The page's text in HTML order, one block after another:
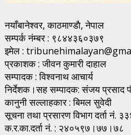
नयाँबानेश्वर, काठमाण्डाै, नेपाल
सम्पर्क नंम्बर : ९८४४३६०३७९
इमेल :
प्रकाशक : जीवन कुमारी दाहाल
सम्पादक : विश्वनाथ आचार्य
निर्देशक।सह सम्पादक: संजय प्रसाद
कानुनी सल्लाहकार : बिमल सुवेदी
सूचना तथा प्रसारण विभाग दर्ता नं.
क.र.का.दर्ता नं. : २४०५९७।७७।७८